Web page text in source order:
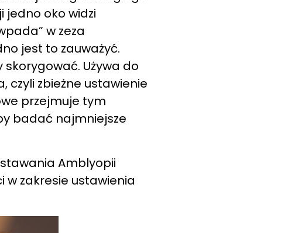
jedno oko widzi
w zeza
jest to zauważyć.
skorygować. Używa do
zbieżne ustawienie
przejmuje tym
badać najmniejsze
Amblyopii
w zakresie ustawienia